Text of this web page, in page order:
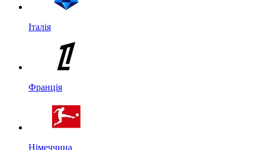
Італія
Франція
Німеччина